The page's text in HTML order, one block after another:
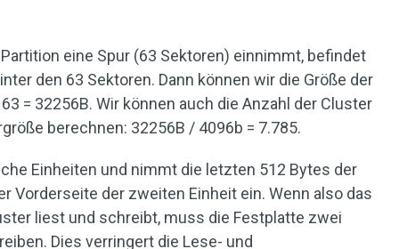
eine Spur (63 Sektoren) einnimmt, befindet
den 63 Sektoren. Dann können wir die Größe der
= 32256B. Wir können auch die Anzahl der Cluster
berechnen: 32256B / 4096b = 7.785.
Einheiten und nimmt die letzten 512 Bytes der
Vorderseite der zweiten Einheit ein. Wenn also das
liest und schreibt, muss die Festplatte zwei
Dies verringert die Lese- und